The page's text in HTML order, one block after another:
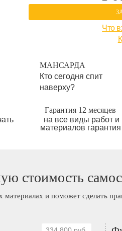
Что
МАНСАРДА
Кто сегодня спит
наверху?
Гарантия 12 месяцев
на все виды работ и
материалов гарантия
стоимость
материалах и поможет сделать